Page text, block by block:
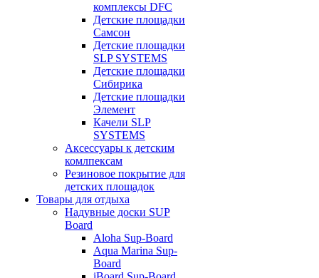
комплексы DFC
Детские площадки
Самсон
Детские площадки
SLP SYSTEMS
Детские площадки
Сибирика
Детские площадки
Элемент
Качели SLP
SYSTEMS
Аксессуары к детским
комлпексам
Резиновое покрытие для
детских площадок
Товары для отдыха
Надувные доски SUP
Board
Aloha Sup-Board
Aqua Marina Sup-
Board